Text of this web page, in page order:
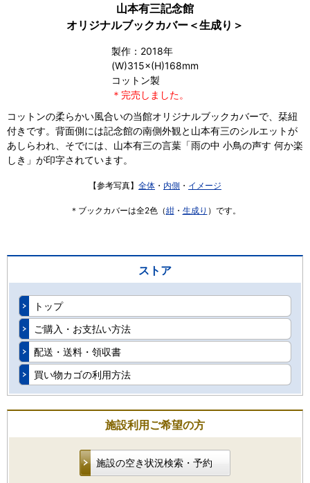
山本有三記念館
オリジナルブックカバー＜生成り＞
製作：2018年
(W)315×(H)168mm
コットン製
＊完売しました。
コットンの柔らかい風合いの当館オリジナルブックカバーで、栞紐
付きです。背面側には記念館の南側外観と山本有三のシルエットが
あしらわれ、そでには、山本有三の言葉「雨の中 小鳥の声す 何か楽
しき」が印字されています。
【参考写真】 全体 ・ 内側 ・ イメージ
＊ブックカバーは全2色（紺・ 生成り ）です。
ストア
トップ
ご購入・お支払い方法
配送・送料・領収書
買い物カゴの利用方法
施設利用ご希望の方
施設の空き状況検索・予約